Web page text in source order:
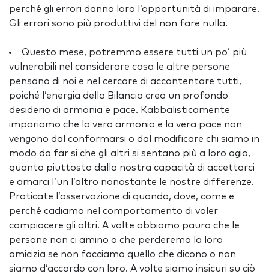
perché gli errori danno loro l’opportunità di imparare.
Gli errori sono più produttivi del non fare nulla.
Questo mese, potremmo essere tutti un po’ più
vulnerabili nel considerare cosa le altre persone
pensano di noi e nel cercare di accontentare tutti,
poiché l’energia della Bilancia crea un profondo
desiderio di armonia e pace. Kabbalisticamente
impariamo che la vera armonia e la vera pace non
vengono dal conformarsi o dal modificare chi siamo in
modo da far si che gli altri si sentano più a loro agio,
quanto piuttosto dalla nostra capacità di accettarci
e amarci l’un l’altro nonostante le nostre differenze.
Praticate l’osservazione di quando, dove, come e
perché cadiamo nel comportamento di voler
compiacere gli altri. A volte abbiamo paura che le
persone non ci amino o che perderemo la loro
amicizia se non facciamo quello che dicono o non
siamo d’accordo con loro. A volte siamo insicuri su ciò